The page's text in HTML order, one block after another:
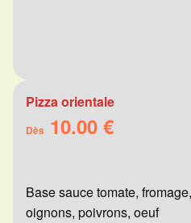
Pizza orientale
Dès 10.00 €
Base sauce tomate,
oignons, poivrons, oeuf